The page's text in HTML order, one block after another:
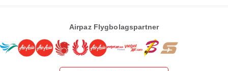
Airpaz Flygbolagspartner